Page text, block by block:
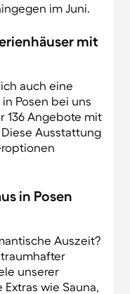
im Juni.
mit
auch eine
Posen bei uns
136 Angebote mit
Ausstattung
in Posen
Auszeit?
unserer
wie Sauna,